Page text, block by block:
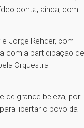
conta, ainda, com
Jorge Rehder, com
com a participação de
Orquestra
de grande beleza, por
libertar o povo da